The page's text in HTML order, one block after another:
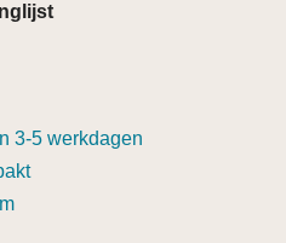
3-5 werkdagen